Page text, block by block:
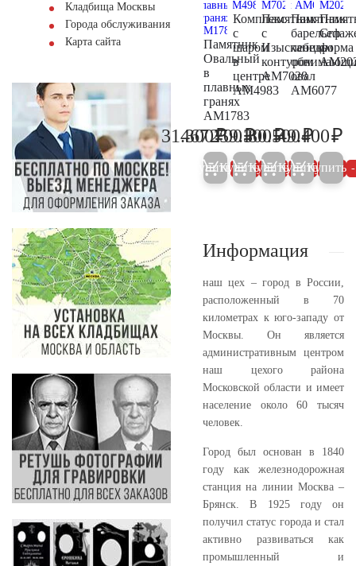
Кладбища Москвы
Города обслуживания
Карта сайта
Памятник
Овальный
в
плавных
гранях
AM1783
32.900
31.300₽
Купить 5%
Комплекс
с
шаром
в
центре
AM4983
492.300
467.700₽
Купить 5%
Памятник
с
Изысканным
контуром
AM7028
272.900
259.300₽
Купить 5%
Памятник
барельеф
лебедь
овал
AM6077
84.700
80.500₽
Купить 5%
форма
49.400₽
Купить
Информация
наш цех – город в России,
расположенный в 70
километрах к юго-западу от
Москвы. Он является
административным центром
наш цехого района
Московской области и имеет
население около 60 тысяч
человек.
Город был основан в 1840
году как железнодорожная
станция на линии Москва –
Брянск. В 1925 году он
получил статус города и стал
активно развиваться как
промышленный и